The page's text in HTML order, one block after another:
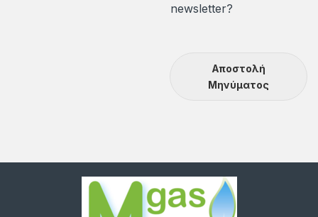
newsletter?
Αποστολή
Μηνύματος